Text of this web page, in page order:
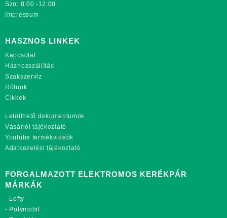
Szo: 8:00 -12:00
Impressum
HASZNOS LINKEK
Kapcsolat
Házhozszállítás
Szakszerviz
Rólunk
Cikkek
Letölthető dokumentumok
Vásárlói tájékoztató
Youtube termékvideók
Adatkezelési tájékoztató
FORGALMAZOTT ELEKTROMOS KERÉKPÁR
MÁRKÁK
- Lofty
- Polymobil